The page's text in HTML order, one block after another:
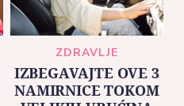
ZDRAVLJE
IZBEGAVAJTE OVE 3
NAMIRNICE TOKOM